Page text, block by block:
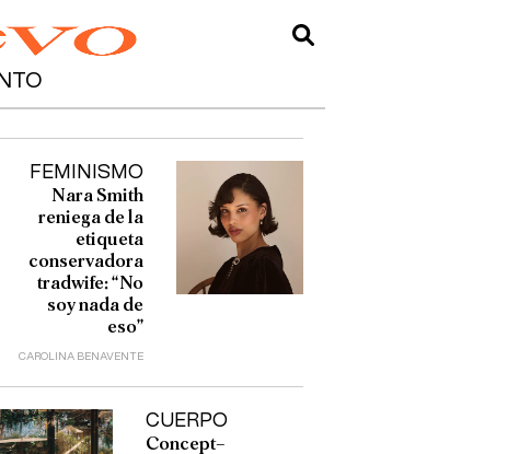
FEMINISMO
Nara Smith
reniega de la
etiqueta
conservadora
tradwife: “No
soy nada de
eso”
CAROLINA BENAVENTE
CUERPO
Concept–